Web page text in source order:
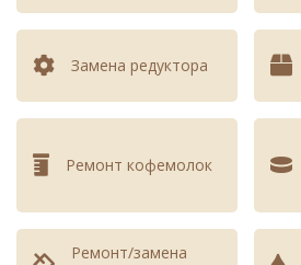
Чистка
Чистка от
жиров
Настройка
Профилактика
редуктора
Замена редуктора
Ремонт кофемолок
Ремонт/замена